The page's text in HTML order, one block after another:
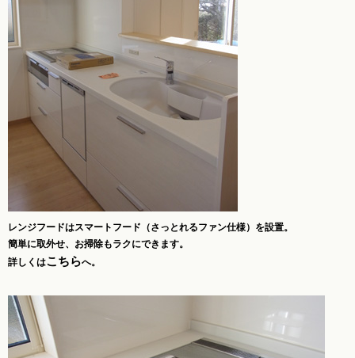
レンジフードはスマートフード（さっとれるファン仕様）を設置。
簡単に取外せ、お掃除もラクにできます。
詳しくはこちらへ。